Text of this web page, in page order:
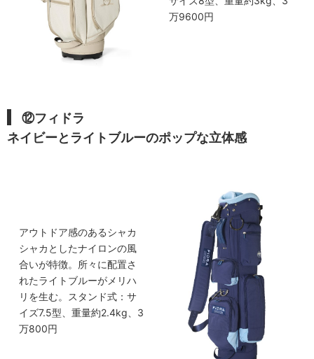
万9600円
⑫フィドラ
ネイビーとライトブルーのポップな立体感
アウトドア感のあるシャカ
シャカとしたナイロンの風
合いが特徴。所々に配置さ
れたライトブルーがメリハ
リを生む。スタンド式：サ
イズ7.5型、重量約2.4kg、3
万800円